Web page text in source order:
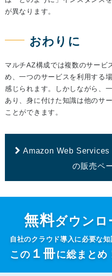
が異なります。
おわりに
マルチAZ構成では複数のサービ
め、一つのサービスを利用する
感じられます。しかしながら、
あり、身に付けた知識は他のサ
ことができます。
Amazon Web Services
の販売ペ
無料ダウンロ
自社のクラウド導入に必要な
この １冊に総まとめ